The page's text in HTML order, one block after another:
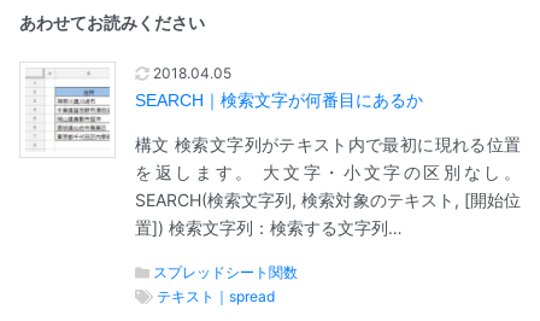
あわせてお読みください
2018.04.05
SEARCH｜検索文字が何番目にあるか
構文 検索文字列がテキスト内で最初に現れる位置
を返します。 大文字・小文字の区別なし。
SEARCH(検索文字列, 検索対象のテキスト, [開始位
置]) 検索文字列：検索する文字列…
スプレッドシート関数
テキスト｜spread